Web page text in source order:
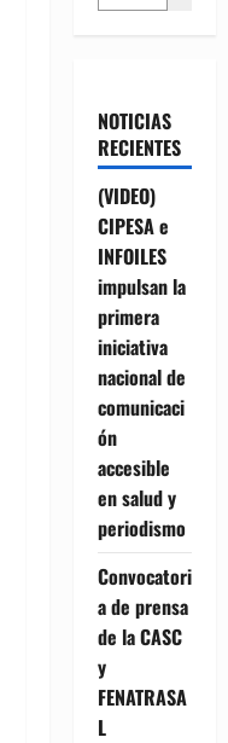
NOTICIAS
RECIENTES
(VIDEO)
CIPESA e
INFOILES
impulsan la
primera
iniciativa
nacional de
comunicaci
ón
accesible
en salud y
periodismo
Convocatori
a de prensa
de la CASC
y
FENATRASA
L